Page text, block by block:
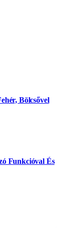
Bölcsővel
Funkcióval És